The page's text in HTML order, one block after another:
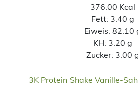
376.00 Kcal
Fett: 3.40 g
Eiweis: 82.10
KH: 3.20 g
Zucker: 3.00
3K Protein Shake Vanille-